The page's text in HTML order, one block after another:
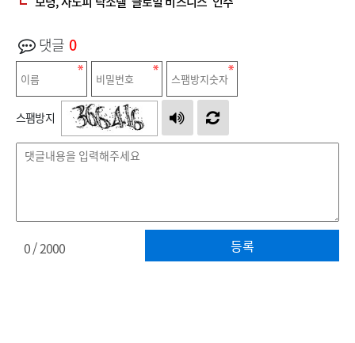
댓글 0
스팸방지
등록
0/ 2000